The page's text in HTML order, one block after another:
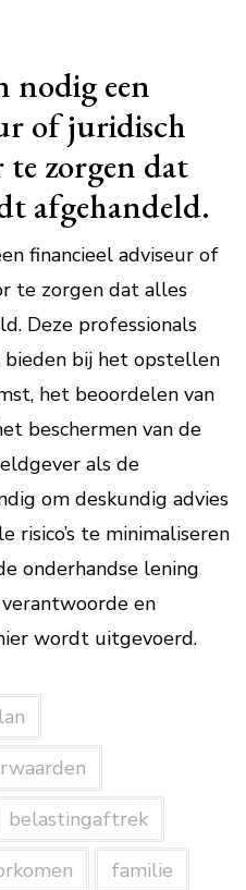
nodig een
of juridisch
te zorgen dat
afgehandeld.
financieel adviseur of
te zorgen dat alles
Deze professionals
bieden bij het opstellen
het beoordelen van
beschermen van de
als de
om deskundig advies
risico’s te minimaliseren
onderhandse lening
en
wordt uitgevoerd.
belastingaftrek
familie